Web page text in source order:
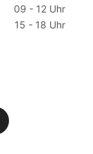
09 - 12 Uhr
15 - 18 Uhr